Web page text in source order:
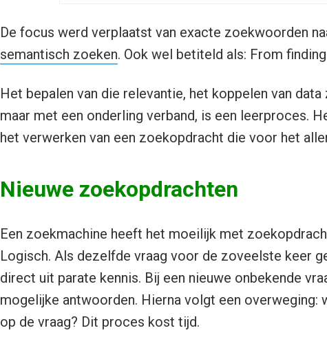
De focus werd verplaatst van exacte zoekwoorden
semantisch zoeken. Ook wel betiteld als: From finding
Het bepalen van die relevantie, het koppelen van
maar met een onderling verband, is een leerproces.
het verwerken van een zoekopdracht die voor het
Nieuwe zoekopdrachten
Een zoekmachine heeft het moeilijk met
Logisch. Als dezelfde vraag voor de zoveelste keer
direct uit parate kennis. Bij een nieuwe onbekende
mogelijke antwoorden. Hierna volgt een
op de vraag? Dit proces kost tijd.